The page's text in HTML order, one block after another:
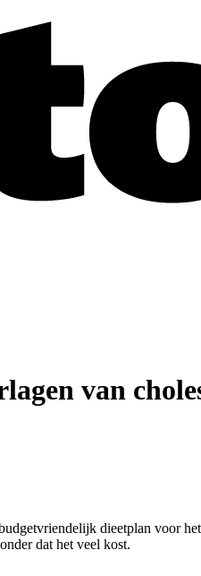
van
dieetplan voor
dat het veel kost.